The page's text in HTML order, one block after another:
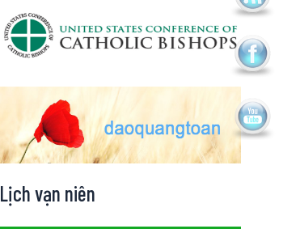
Lịch vạn niên